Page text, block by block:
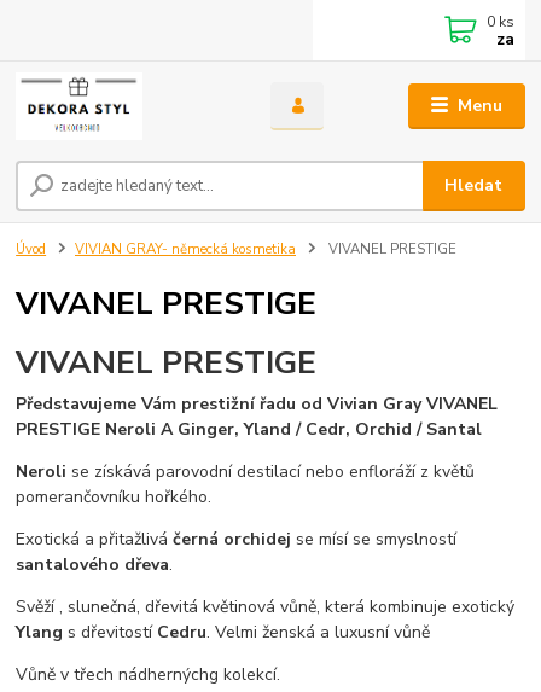
Menu
Hledat
0 ks
za
Úvod VIVIAN GRAY- německá kosmetika VIVANEL PRESTIGE
VIVANEL PRESTIGE
VIVANEL PRESTIGE
Představujeme Vám prestižní řadu od Vivian Gray VIVANEL
PRESTIGE Neroli A Ginger,Yland / Cedr, Orchid / Santal
Neroli se získává parovodní destilací nebo enfloráží z květů
pomerančovníku hořkého.
Exotická a přitažliváčerná orchidej se mísí se smyslností
santalového dřeva.
Svěží , slunečná, dřevitá květinová vůně, která kombinuje exotický
Ylang s dřevitostí Cedru. Velmi ženská a luxusní vůně
Vůně v třech nádhernýchg kolekcí.